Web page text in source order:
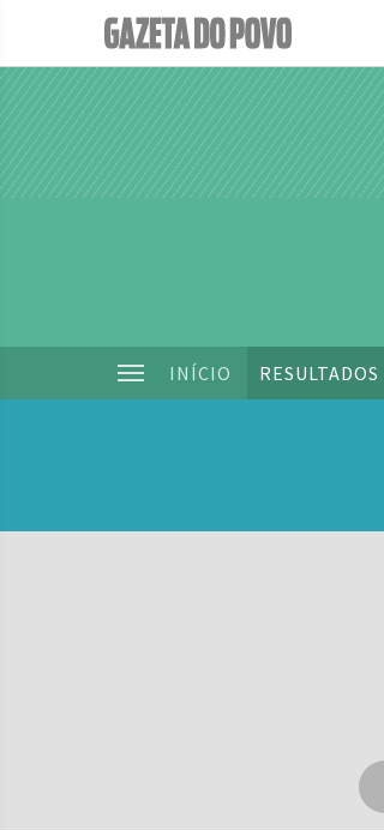
INÍCIO RESULTADOS